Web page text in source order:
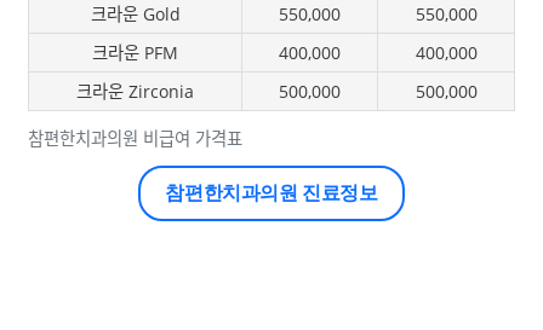
참편한치과의원 비급여 가격표
크라운 Gold
550,000
550,000
크라운 PFM
400,000
400,000
크라운 Zirconia
500,000 500,000
참편한치과의원 진료정보